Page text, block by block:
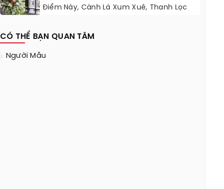
Điểm Này, Cành Lá Xum Xuê, Thanh Lọc
CÓ THỂ BẠN QUAN TÂM
Người Mẫu